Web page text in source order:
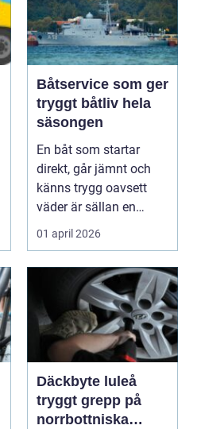
Båtservice som ger
tryggt båtliv hela
säsongen
En båt som startar
direkt, går jämnt och
känns trygg oavsett
väder är sällan en
slump. Bakom varje p...
01 april 2026
Däckbyte luleå
tryggt grepp på
norrbottniska